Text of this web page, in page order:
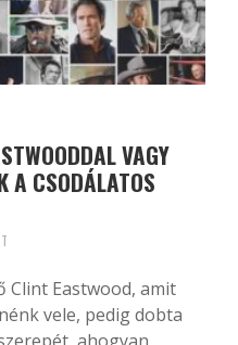
VAGY
A CSODÁLATOS
Clint Eastwood, amit
vele, pedig dobta